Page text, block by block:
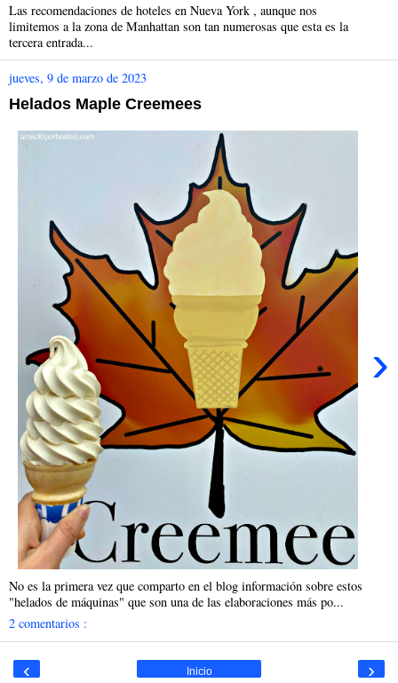
Las recomendaciones de hoteles en Nueva York , aunque nos
limitemos a la zona de Manhattan son tan numerosas que esta es la
tercera entrada...
jueves, 9 de marzo de 2023
Helados Maple Creemees
›
No es la primera vez que comparto en el blog información sobre estos
"helados de máquinas" que son una de las elaboraciones más po...
2 comentarios :
‹ ›
Inicio